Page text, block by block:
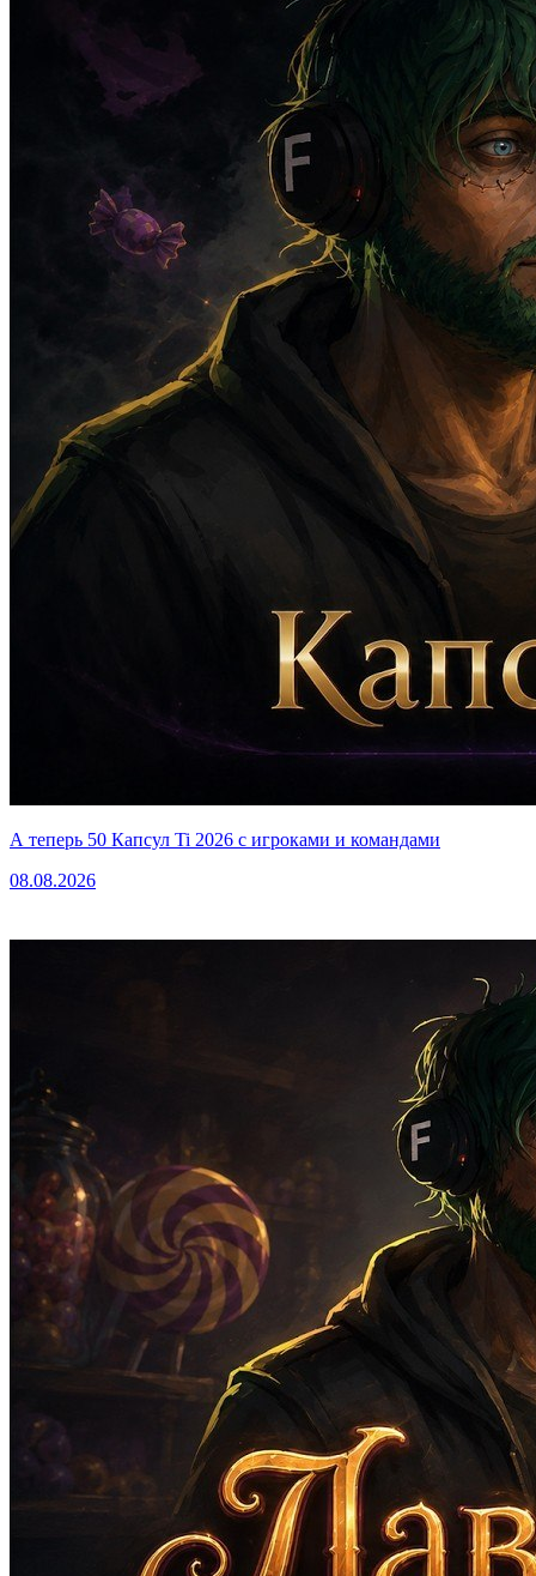
А теперь 50 Капсул Ti 2026 с игроками и командами
08.08.2026